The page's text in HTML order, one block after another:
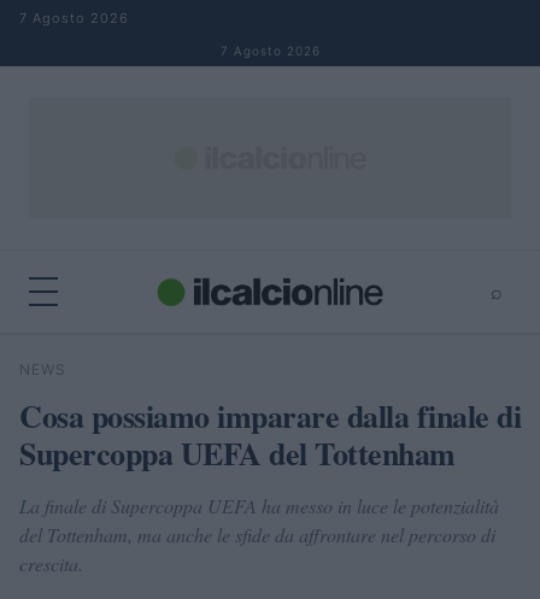
Salta al contenuto
7 Agosto 2026
7 Agosto 2026
⌕
Cerca
NEWS
Cosa possiamo imparare dalla finale di
Supercoppa UEFA del Tottenham
La finale di Supercoppa UEFA ha messo in luce le potenzialità
del Tottenham, ma anche le sfide da affrontare nel percorso di
crescita.